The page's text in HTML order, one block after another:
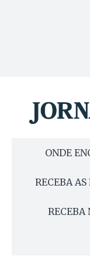
ONDE
RECEBA
RECEBA